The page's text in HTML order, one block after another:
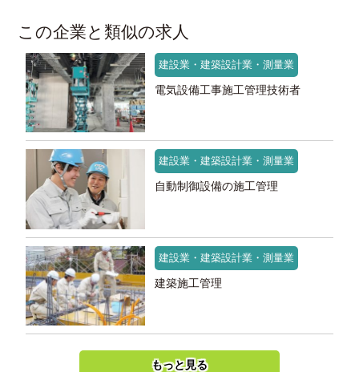
この企業と類似の求人
建設業・建築設計業・測量業
電気設備工事施工管理技術者
建設業・建築設計業・測量業
自動制御設備の施工管理
建設業・建築設計業・測量業
建築施工管理
もっと見る